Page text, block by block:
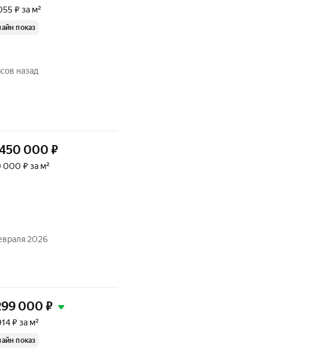
₽ за м²
показ
назад
000 ₽
000 ₽ за м²
2026
000 ₽
₽ за м²
показ